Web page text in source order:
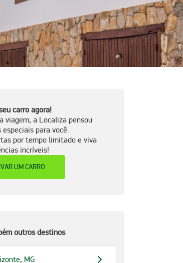
carro agora!
viagem, a Localiza pensou
especiais para você.
por tempo limitado e viva
incríveis!
UM CARRO
outros destinos
MG